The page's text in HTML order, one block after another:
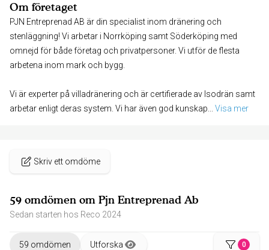
Om företaget
PJN Entreprenad AB är din specialist inom dränering och
stenläggning! Vi arbetar i Norrköping samt Söderköping med
omnejd för både företag och privatpersoner. Vi utför de flesta
arbetena inom mark och bygg.
Vi är experter på villadränering och är certifierade av Isodrän samt
arbetar enligt deras system. Vi har även god kunskap
Visa mer
Skriv ett omdöme
59 omdömen om Pjn Entreprenad Ab
Sedan starten hos Reco 2024
59 omdömen Utforska 0